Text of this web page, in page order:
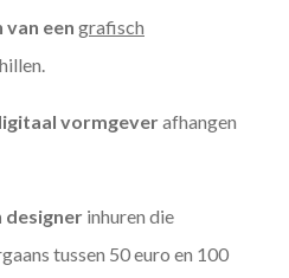
van een grafisch
vormgeverafhangen
designer inhuren die
tussen 50 euro en 100